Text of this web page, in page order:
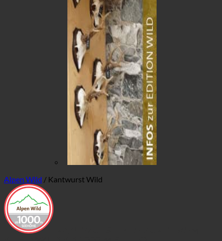
Alpen Wild / Kantwurst Wild